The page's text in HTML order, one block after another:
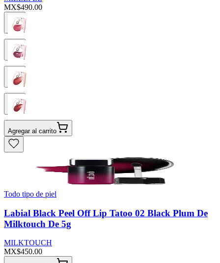
MX$490.00
Agregar al carrito
Todo tipo de piel
Labial Black Peel Off Lip Tatoo 02 Black Plum De
Milktouch De 5g
MILKTOUCH
MX$450.00